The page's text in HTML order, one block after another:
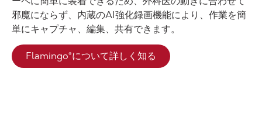
邪魔にならず、内蔵のAI強化録画機能により、作業を簡
単にキャプチャ、編集、共有できます。
Flamingo®について詳しく知る